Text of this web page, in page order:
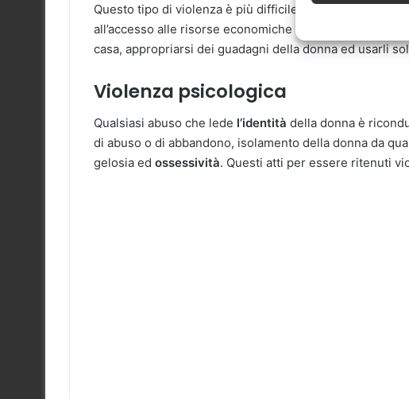
Questo tipo di violenza è più difficile da scoprire. Si può
all’accesso alle risorse economiche della
,
casa, appropriarsi dei guadagni della donna ed usarli
Violenza psicologica
Qualsiasi abuso che lede l’identità della donna è
di abuso o di abbandono, isolamento della donna da
gelosia ed ossessività. Questi atti per essere ritenuti